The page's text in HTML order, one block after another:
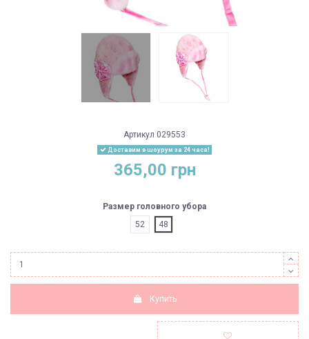
Артикул 029553
Доставим в шоурум за 24 часа!
365,00 грн
Размер головного убора
52
48
Купить